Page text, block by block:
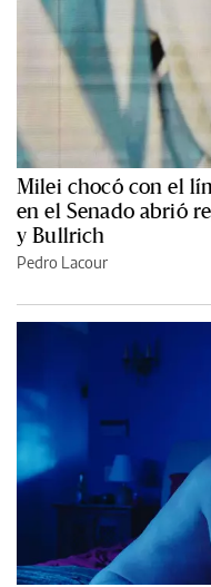
Milei chocó con el
en el Senado abrió
y Bullrich
Pedro Lacour